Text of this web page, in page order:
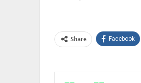
Share Facebook